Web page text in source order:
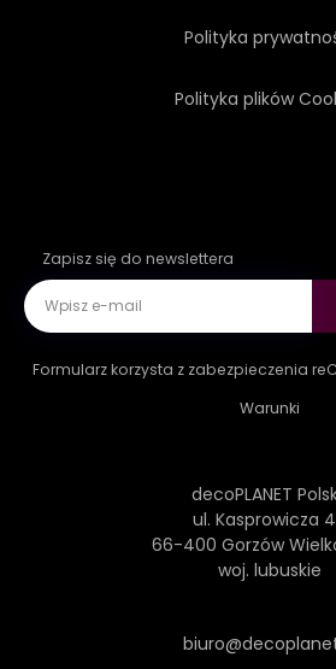
Polityka
Polityka plików
Zapisz się do newslettera
Formularz korzysta z zabezpieczenia
Warunki
decoPLANET
ul. Kasprowicza
66-400 Gorzów
woj. lubuskie